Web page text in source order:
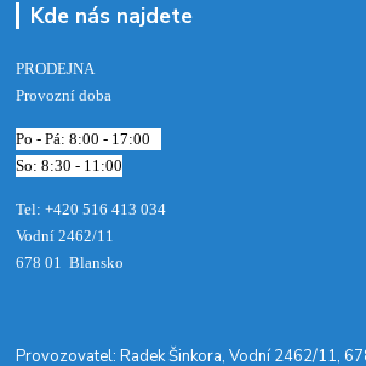
Kde nás najdete
PRODEJNA
Provozní doba
Po - Pá: 8:00 - 17:00
So: 8:30 - 11:00
Tel: +420 516 413 034‬
Vodní 2462/11
678 01 Blansko
​Provozovatel: Radek Šinkora, Vodní 2462/11,